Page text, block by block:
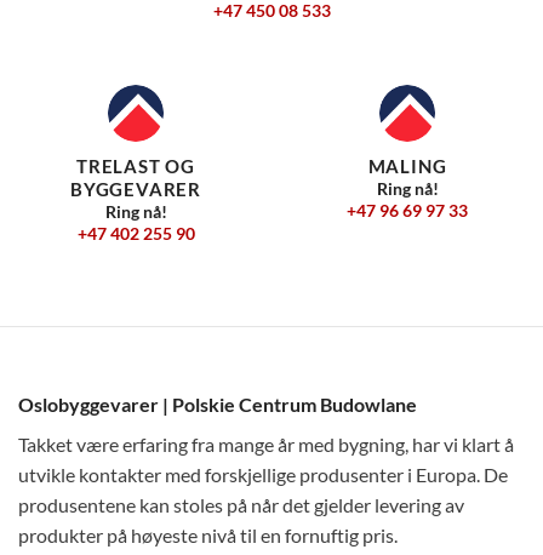
+47 450 08 533
TRELAST OG
BYGGEVARER
Ring nå!
+47 402 255 90
MALING
Ring nå!
+47 96 69 97 33
Oslobyggevarer | Polskie Centrum Budowlane
Takket være erfaring fra mange år med bygning, har vi klart å
utvikle kontakter med forskjellige produsenter i Europa. De
produsentene kan stoles på når det gjelder levering av
produkter på høyeste nivå til en fornuftig pris.